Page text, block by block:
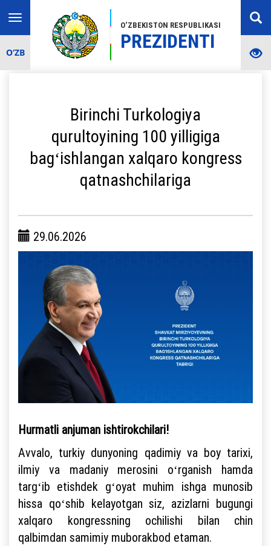
O‘ZBEKISTON RESPUBLIKASI
PREZIDENTI
Toggle
navigation
O‘ZB
Birinchi Turkologiya
qurultoyining 100 yilligiga
bagʻishlangan xalqaro kongress
qatnashchilariga
29.06.2026
Hurmatli anjuman ishtirokchilari!
Avvalo, turkiy dunyoning qadimiy va boy tarixi,
ilmiy va madaniy merosini oʻrganish hamda
targʻib etishdek gʻoyat muhim ishga munosib
hissa qoʻshib kelayotgan siz, azizlarni bugungi
xalqaro kongressning ochilishi bilan chin
qalbimdan samimiy muborakbod etaman.